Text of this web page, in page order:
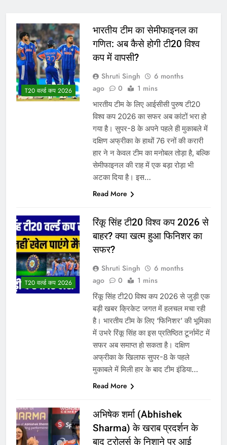
T20 वर्ल्ड कप 2026
भारतीय टीम का सेमीफाइनल का
गणित: अब कैसे होगी टी20 विश्व
कप में वापसी?
Shruti Singh
6 months
ago
0 1 mins
भारतीय टीम के लिए आईसीसी पुरुष टी20
विश्व कप 2026 का सफर अब कांटों भरा हो
गया है। सुपर-8 के अपने पहले ही मुकाबले में
दक्षिण अफ्रीका के हाथों 76 रनों की करारी
हार ने न केवल टीम का मनोबल तोड़ा है, बल्कि
सेमीफाइनल की राह में एक बड़ा रोड़ा भी
अटका दिया है। इस…
Read More
T20 वर्ल्ड कप 2026
रिंकू सिंह टी20 विश्व कप 2026 से
बाहर? क्या खत्म हुआ फिनिशर का
सफर?
Shruti Singh
6 months
ago
0 1 mins
रिंकू सिंह टी20 विश्व कप 2026 से जुड़ी एक
बड़ी खबर क्रिकेट जगत में हलचल मचा रही
है। भारतीय टीम के लिए ‘फिनिशर’ की भूमिका
में उभरे रिंकू सिंह का इस प्रतिष्ठित टूर्नामेंट में
सफर अब समाप्त हो सकता है। दक्षिण
अफ्रीका के खिलाफ सुपर-8 के पहले
मुकाबले में मिली हार के बाद टीम इंडिया…
Read More
अभिषेक शर्मा (Abhishek
Sharma) के खराब प्रदर्शन के
बाद ट्रोलर्स के निशाने पर आई